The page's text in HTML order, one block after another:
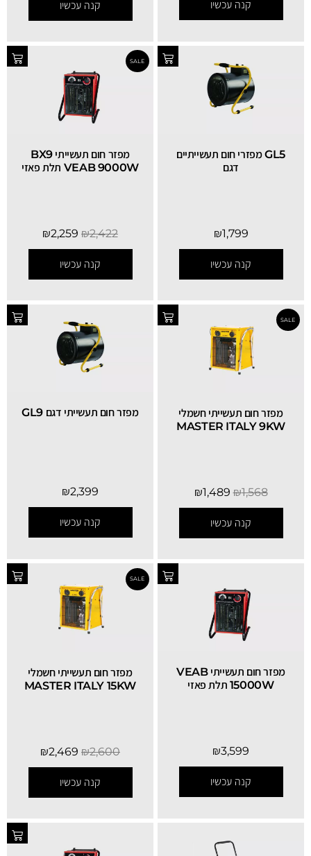
SALE
קנה עכשיו קנה עכשיו
GL5 מפזרי חום תעשייתיים
דגם
₪1,799
קנה עכשיו
מפזר חום תעשייתי BX9
VEAB 9000W תלת פאזי
₪2,422
₪2,259
קנה עכשיו
מפזר חום תעשייתי חשמלי
MASTER ITALY 9KW
₪1,568
₪1,489
קנה עכשיו
מפזר חום תעשייתי דגם GL9
₪2,399
קנה עכשיו
מפזר חום תעשייתי VEAB
15000W תלת פאזי
₪3,599
קנה עכשיו
מפזר חום תעשייתי חשמלי
MASTER ITALY 15KW
₪2,600
₪2,469
קנה עכשיו